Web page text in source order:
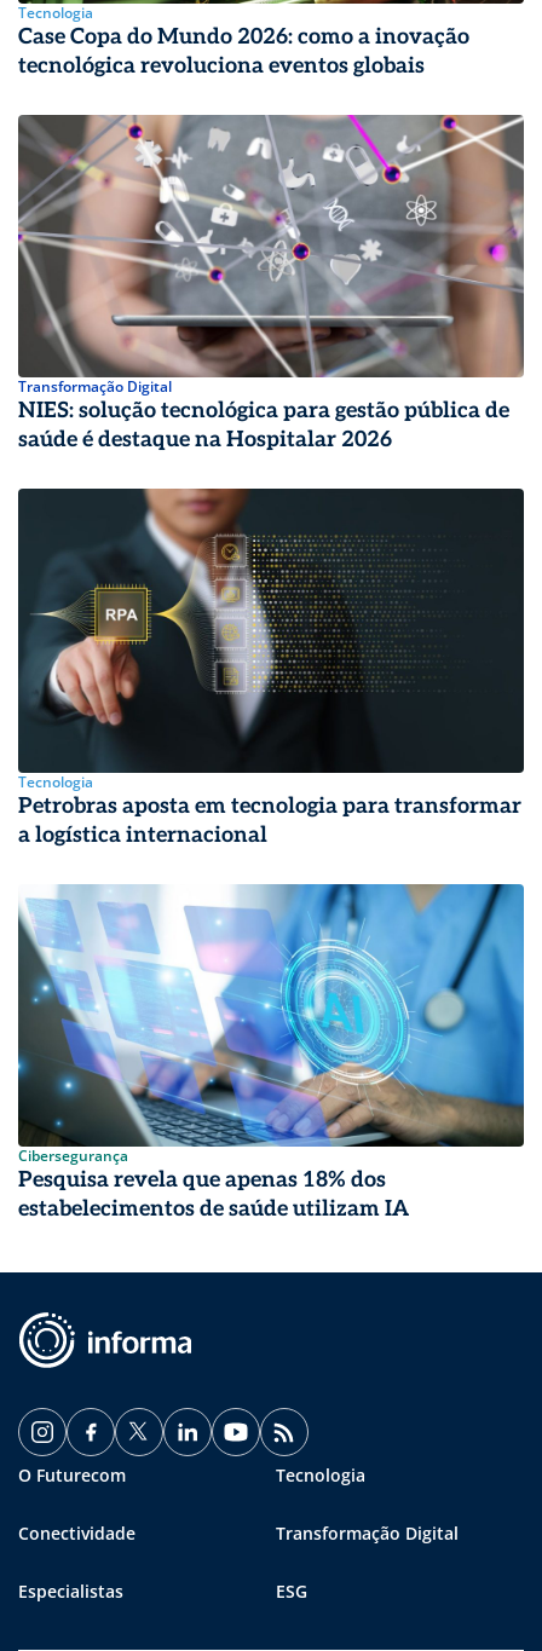
Tecnologia
Case Copa do Mundo 2026: como a inovação
tecnológica revoluciona eventos globais
Transformação Digital
NIES: solução tecnológica para gestão pública de
saúde é destaque na Hospitalar 2026
Tecnologia
Petrobras aposta em tecnologia para transformar
a logística internacional
Cibersegurança
Pesquisa revela que apenas 18% dos
estabelecimentos de saúde utilizam IA
O Futurecom Tecnologia
Conectividade Transformação Digital
Especialistas ESG